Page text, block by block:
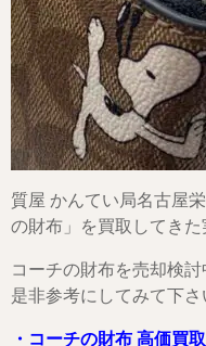
質屋 かんてい局名古屋
の財布」を買取してきた
コーチの財布を売却検
是非参考にしてみて下さ
・コーチの財布 高価買